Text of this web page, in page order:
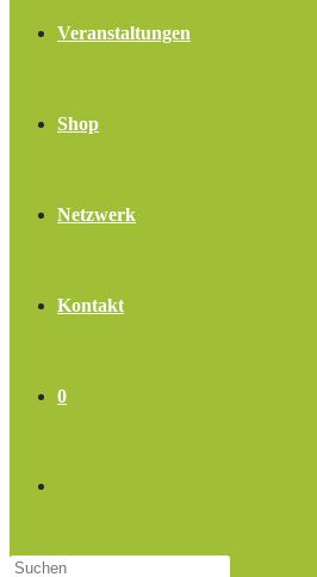
Veranstaltungen
Shop
Netzwerk
Kontakt
0